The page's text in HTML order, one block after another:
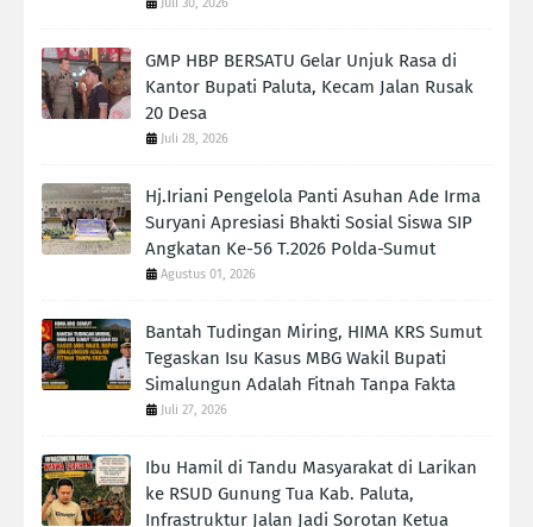
GMP HBP BERSATU Gelar Unjuk Rasa di
Kantor Bupati Paluta, Kecam Jalan Rusak
20 Desa
Juli 28, 2026
Hj.Iriani Pengelola Panti Asuhan Ade Irma
Suryani Apresiasi Bhakti Sosial Siswa SIP
Angkatan Ke-56 T.2026 Polda-Sumut
Agustus 01, 2026
Bantah Tudingan Miring, HIMA KRS Sumut
Tegaskan Isu Kasus MBG Wakil Bupati
Simalungun Adalah Fitnah Tanpa Fakta
Juli 27, 2026
Ibu Hamil di Tandu Masyarakat di Larikan
ke RSUD Gunung Tua Kab. Paluta,
Infrastruktur Jalan Jadi Sorotan Ketua